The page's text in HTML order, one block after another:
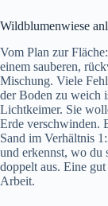
Wildblumenwiese
Vom Plan zur
einem sauberen,
Mischung. Viele
der Boden zu weich
Lichtkeimer. Sie
Erde verschwinden.
Sand im Verhältnis
und erkennst, wo du
doppelt aus. Eine
Arbeit.